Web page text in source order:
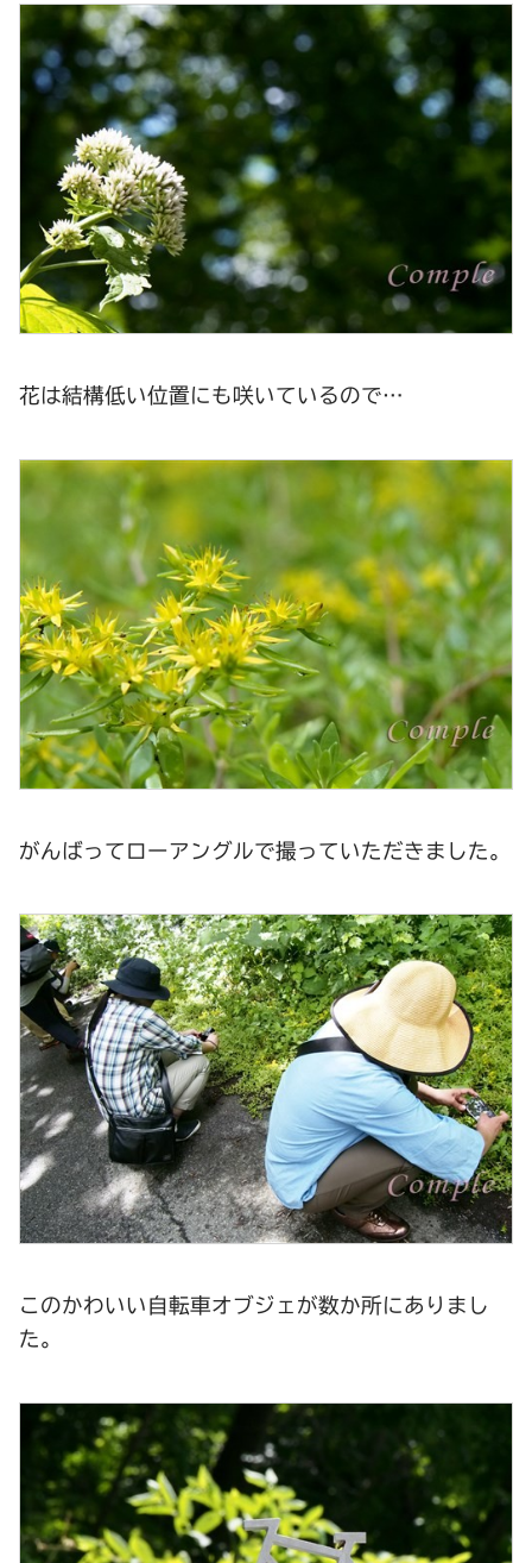
花は結構低い位置にも咲いているので…
がんばってローアングルで撮っていただきました。
このかわいい自転車オブジェが数か所にありまし
た。